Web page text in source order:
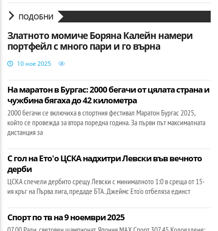
ПОДОБНИ
Златното момиче Боряна Калейн намери
портфейл с много пари и го върна
10 ное 2025
На маратон в Бургас: 2000 бегачи от цялата страна и
чужбина бягаха до 42 километра
2000 бегачи се включиха в спортния фестивал Маратон Бургас 2025,
който се провежда за втора поредна година. За първи път максималната
дистанция за
С гол на Ето'о ЦСКА надхитри Левски във вечното
дерби
ЦСКА спечели дербито срещу Левски с минималното 1:0 в среща от 15-
ия кръг на Първа лига, предаде БТА. Джеймс Ето'о отбеляза единст
Спорт по тв на 9 ноември 2025